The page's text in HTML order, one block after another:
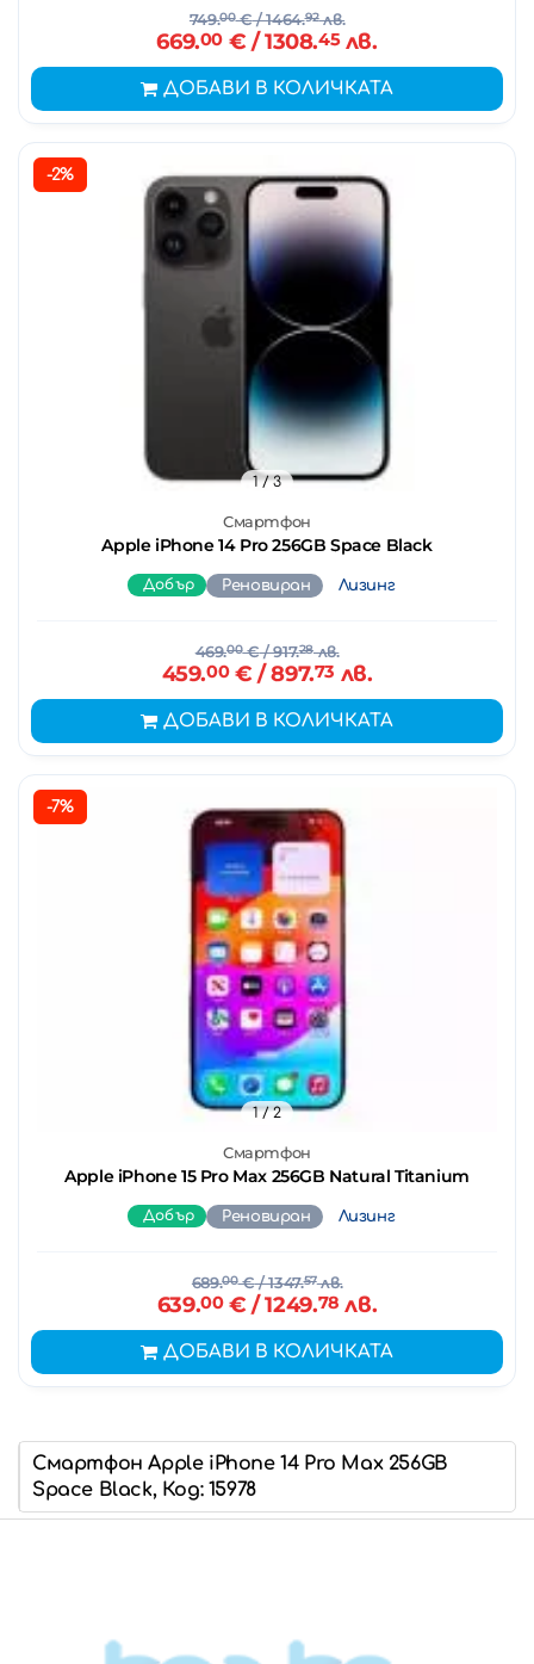
749.00€/ 1464.92лв.
669.00€ / 1308.45лв.
ДОБАВИ В КОЛИЧКАТА
-2%
Смартфон
Apple iPhone 14 Pro 256GB Space Black
1/ 3
Добър Реновиран Лизинг
469.00€/ 917.28лв.
459.00€ / 897.73 лв.
ДОБАВИ В КОЛИЧКАТА
-7%
Смартфон
Apple iPhone 15 Pro Max 256GB Natural Titanium
1/ 2
Добър Реновиран Лизинг
689.00€/ 1347.57лв.
639.00€ / 1249.78 лв.
ДОБАВИ В КОЛИЧКАТА
Смартфон Apple iPhone 14 Pro Max 256GB
Space Black, Код: 15978